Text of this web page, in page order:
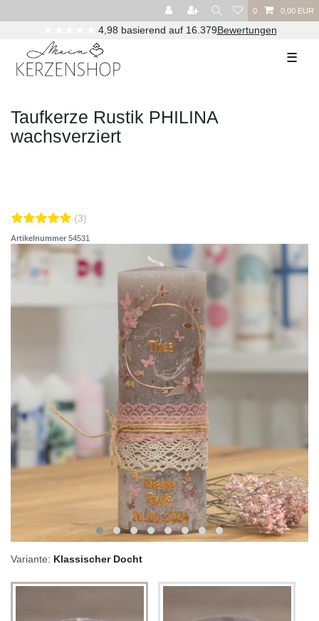
0 0,00 EUR
Versandkostenfrei ab 29,00€ (DE) / 90,00€ (AT)
☰
Taufkerze Rustik PHILINA
wachsverziert
(3)
Artikelnummer 54531
Variante: Klassischer Docht